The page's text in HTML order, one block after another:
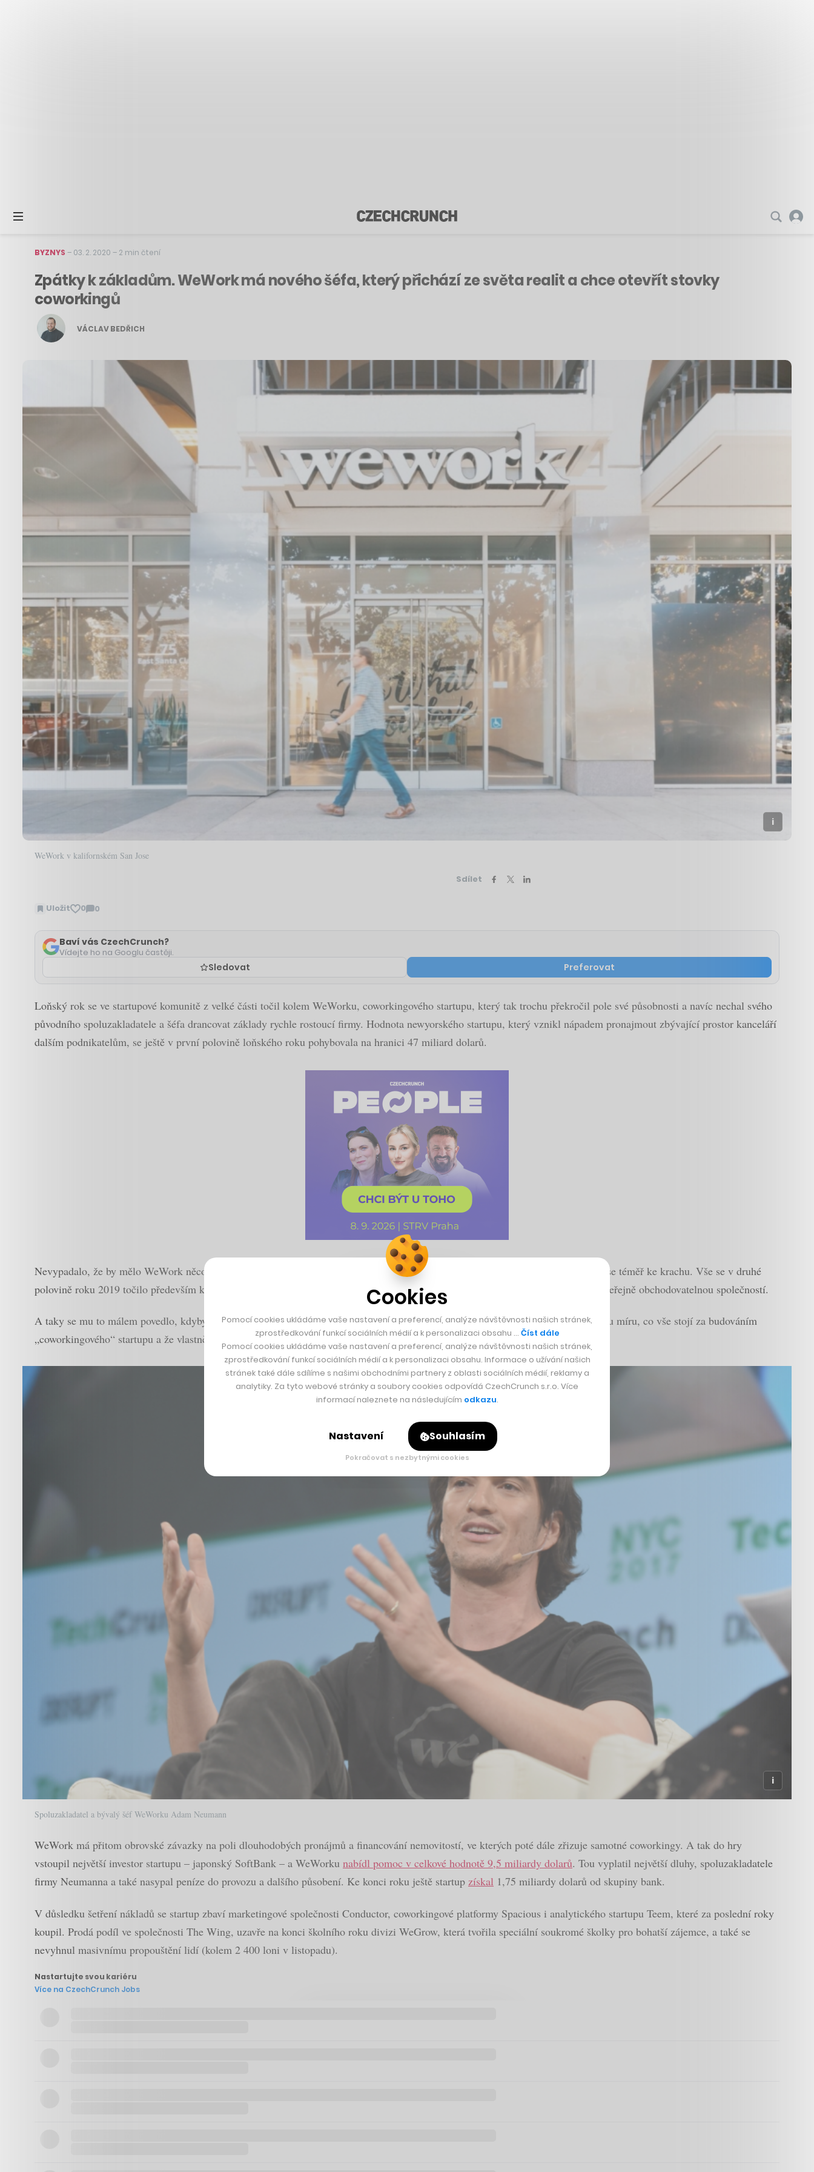
BYZNYS – 03. 2. 2020 – 2 min čtení
Zpátky k základům. WeWork má nového šéfa, který přichází ze světa realit a chce otevřít stovky
coworkingů
VÁCLAV BEDŘICH
WeWork v kalifornském San Jose
Sdílet
Uložit 0 0
Zobrazit
Baví vás CzechCrunch?
Vídejte ho na Googlu častěji.
Sledovat Preferovat
Loňský rok se ve startupové komunitě z velké části točil kolem WeWorku, coworkingového startupu, který tak trochu překročil pole své působnosti a navíc nechal svého
původního spoluzakladatele a šéfa drancovat základy rychle rostoucí firmy. Hodnota newyorského startupu, který vznikl nápadem pronajmout zbývající prostor kanceláří
dalším podnikatelům, se ještě v první polovině loňského roku pohybovala na hranici 47 miliard dolarů.
Nevypadalo, že by mělo WeWork něco zastavit, ale nakonec to byl sám spoluzakladatel Adam Neumann, který mu pomohl dostat se téměř ke krachu. Vše se v druhé
polovině roku 2019 točilo především kolem chystaného vstupu na burzu, kde chtěl WeWork nabrat další miliardy dolarů a stát se veřejně obchodovatelnou společností.
A taky se mu to málem povedlo, kdyby v dodaných dokumentech na americkou Komisi pro cenné papíry a burzu neuvedl na pravou míru, co vše stojí za budováním
„coworkingového“ startupu a že vlastně v nejbližších letech není cílem vydělávat peníze.
Spoluzakladatel a bývalý šéf WeWorku Adam Neumann
WeWork má přitom obrovské závazky na poli dlouhodobých pronájmů a financování nemovitostí, ve kterých poté dále zřizuje samotné coworkingy. A tak do hry
vstoupil největší investor startupu – japonský SoftBank – a WeWorku nabídl pomoc v celkové hodnotě 9,5 miliardy dolarů. Tou vyplatil největší dluhy, spoluzakladatele
firmy Neumanna a také nasypal peníze do provozu a dalšího působení. Ke konci roku ještě startup získal 1,75 miliardy dolarů od skupiny bank.
V důsledku šetření nákladů se startup zbaví marketingové společnosti Conductor, coworkingové platformy Spacious i analytického startupu Teem, které za poslední roky
koupil. Prodá podíl ve společnosti The Wing, uzavře na konci školního roku divizi WeGrow, která tvořila speciální soukromé školky pro bohatší zájemce, a také se
nevyhnul masivnímu propouštění lidí (kolem 2 400 loni v listopadu).
Nastartujte svou kariéru
Více na CzechCrunch Jobs
Cookies
Pomocí cookies ukládáme vaše nastavení a preferencí, analýze návštěvnosti našich stránek,
zprostředkování funkcí sociálních médií a k personalizaci obsahu … Číst dále
Pomocí cookies ukládáme vaše nastavení a preferencí, analýze návštěvnosti našich stránek,
zprostředkování funkcí sociálních médií a k personalizaci obsahu. Informace o užívání našich
stránek také dále sdílíme s našimi obchodními partnery z oblasti sociálních médií, reklamy a
analytiky. Za tyto webové stránky a soubory cookies odpovídá CzechCrunch s.r.o. Více
informací naleznete na následujícím odkazu.
Nastavení Souhlasím
Pokračovat s nezbytnými cookies